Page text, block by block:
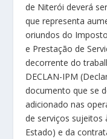
de Niterói deverá
que representa
oriundos do
e Prestação de
decorrente do
DECLAN-IPM
documento que se
adicionado nas
de serviços sujeitos
Estado) e da